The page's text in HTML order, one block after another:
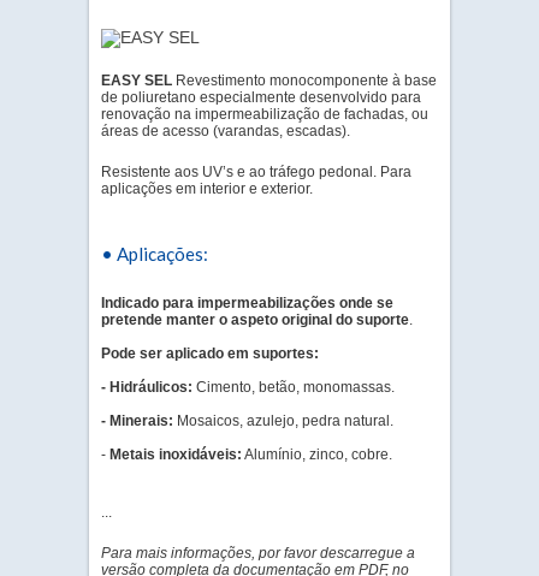
EASY SEL Revestimento monocomponente à base
de poliuretano especialmente desenvolvido para
renovação na impermeabilização de fachadas, ou
áreas de acesso (varandas, escadas).
Resistente aos UV’s e ao tráfego pedonal. Para
aplicações em interior e exterior.
• Aplicações:
Indicado para impermeabilizações onde se
pretende manter o aspeto original do suporte.
Pode ser aplicado em suportes:
- Hidráulicos: Cimento, betão, monomassas.
- Minerais: Mosaicos, azulejo, pedra natural.
- Metais inoxidáveis: Alumínio, zinco, cobre.
...
Para mais informações, por favor descarregue a
versão completa da documentação em PDF, no